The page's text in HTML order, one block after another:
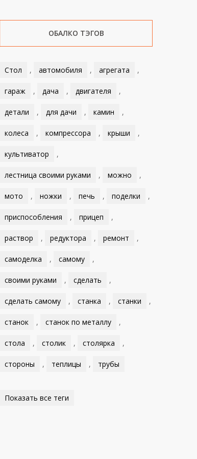
ОБАЛКО ТЭГОВ
Стол , автомобиля , агрегата ,
гараж , дача , двигателя ,
детали , для дачи , камин ,
колеса , компрессора , крыши ,
культиватор ,
лестница своими руками , можно ,
мото , ножки , печь , поделки ,
приспособления , прицеп ,
раствор , редуктора , ремонт ,
самоделка , самому ,
своими руками , сделать ,
сделать самому , станка , станки ,
станок , станок по металлу ,
стола , столик , столярка ,
стороны , теплицы , трубы
Показать все теги